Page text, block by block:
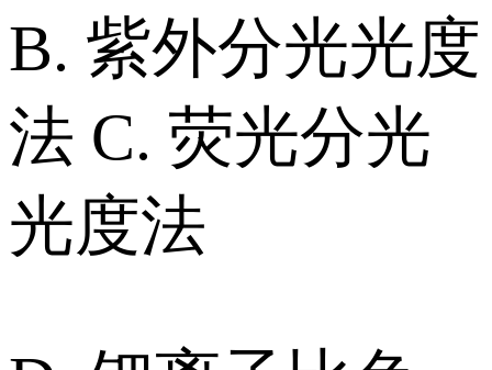
B. 紫外分光光度
法 C. 荧光分光
光度法